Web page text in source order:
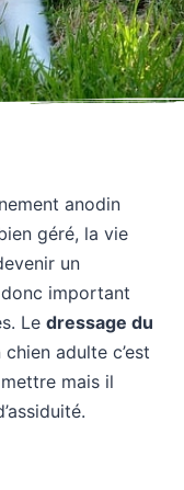
anodin
géré, la vie
un
important
Le dressage du
adulte c’est
mais il